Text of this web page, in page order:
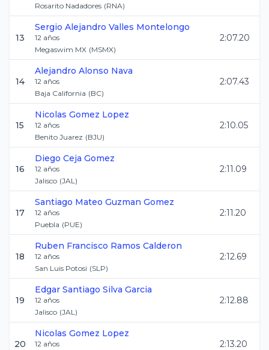
Rosarito Nadadores (RNA)
13
Sergio Alejandro Valles Montelongo
12 años
Megaswim MX (MSMX)
2:07.20
14
Alejandro Alonso Nava
12 años
Baja California (BC)
2:07.43
15
Nicolas Gomez Lopez
12 años
Benito Juarez (BJU)
2:10.05
16
Diego Ceja Gomez
12 años
Jalisco (JAL)
2:11.09
17
Santiago Mateo Guzman Gomez
12 años
Puebla (PUE)
2:11.20
18
Ruben Francisco Ramos Calderon
12 años
San Luis Potosi (SLP)
2:12.69
19
Edgar Santiago Silva Garcia
12 años
Jalisco (JAL)
2:12.88
20
Nicolas Gomez Lopez
12 años
2:13.20